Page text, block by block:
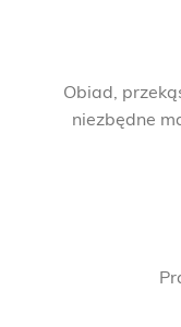
Obiad,
niezbędne